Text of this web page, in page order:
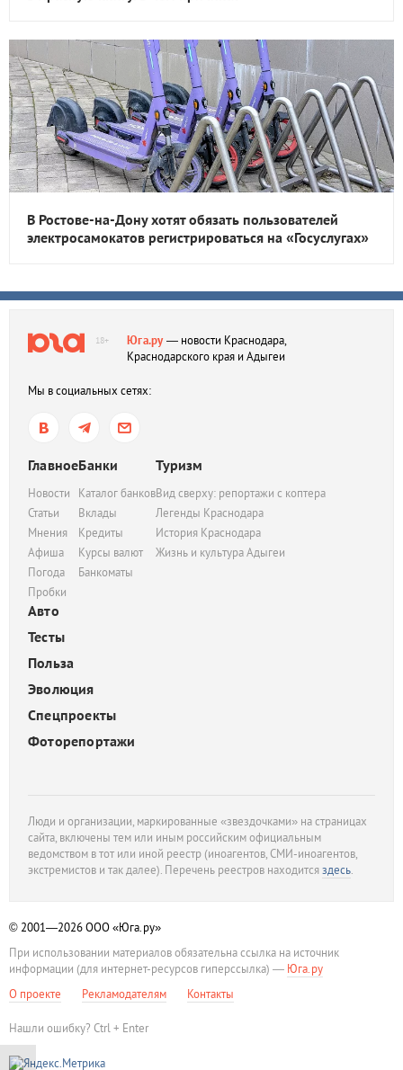
В Ростове-на-Дону хотят обязать пользователей
электросамокатов регистрироваться на «Госуслугах»
18+ Юга.ру— новости Краснодара,
Краснодарского края и Адыгеи
Мы в социальных сетях:
Главное
Новости
Статьи
Мнения
Афиша
Погода
Пробки
Банки
Каталог банков
Вклады
Кредиты
Курсы валют
Банкоматы
Туризм
Вид сверху: репортажи с коптера
Легенды Краснодара
История Краснодара
Жизнь и культура Адыгеи
Авто
Тесты
Польза
Эволюция
Спецпроекты
Фоторепортажи
Люди и организации, маркированные «звездочками» на страницах
сайта, включены тем или иным российским официальным
ведомством в тот или иной реестр (иноагентов, СМИ-иноагентов,
экстремистов и так далее). Перечень реестров находитсяздесь.
© 2001—2026ООО «Юга.ру»
При использовании материалов обязательна ссылка на источник
информации (для интернет-ресурсов гиперссылка) — Юга.ру
О проекте
Рекламодателям Контакты
Нашли ошибку? Ctrl + Enter